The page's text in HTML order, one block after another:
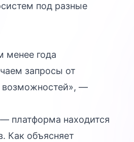
под разные
менее года
запросы от
возможностей», —
платформа находится
Как объясняет